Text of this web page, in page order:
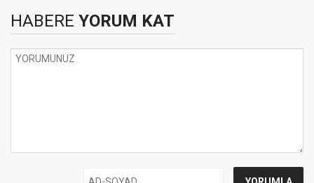
HABERE YORUM KAT